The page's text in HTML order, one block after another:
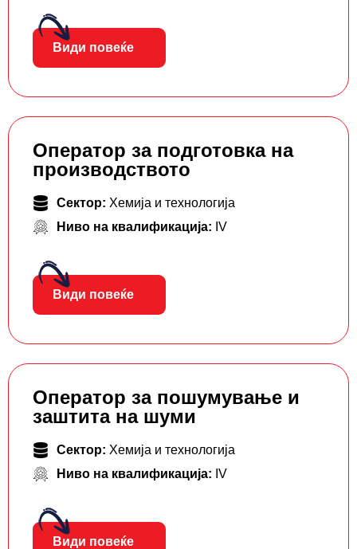
Види повеќе
Оператор за подготовка на
производството
Сектор: Хемија и технологија
Ниво на квалификација: IV
Види повеќе
Оператор за пошумување и
заштита на шуми
Сектор: Хемија и технологија
Ниво на квалификација: IV
Види повеќе